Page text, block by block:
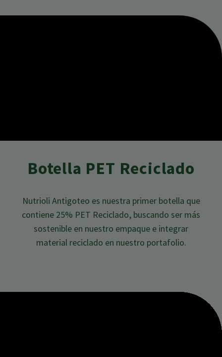
Botella PET Reciclado
Nutrioli Antigoteo es nuestra primer botella que
contiene 25% PET Reciclado, buscando ser más
sostenible en nuestro empaque e integrar
material reciclado en nuestro portafolio.